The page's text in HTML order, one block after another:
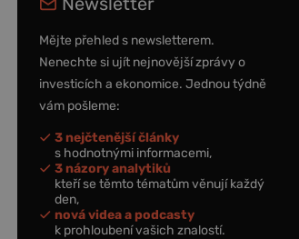
Mějte přehled s newsletterem.
Nenechte si ujít nejnovější zprávy o
investicích a ekonomice. Jednou týdně
vám pošleme:
3 nejčtenější články
s hodnotnými informacemi,
3 názory analytiků
kteří se těmto tématům věnují každý
den,
nová videa a podcasty
k prohloubení vašich znalostí.